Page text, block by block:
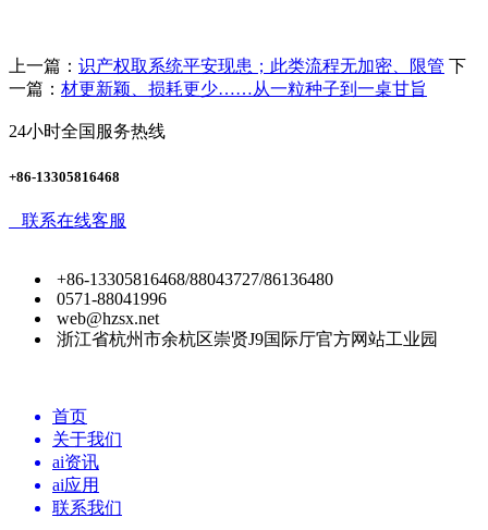
上一篇： 识产权取系统平安现患；此类流程无加密、限管 下
一篇： 材更新颖、损耗更少……从一粒种子到一桌甘旨
24小时全国服务热线
+86-13305816468
联系在线客服
+86-13305816468/88043727/86136480
0571-88041996
web@hzsx.net
浙江省杭州市余杭区崇贤J9国际厅官方网站工业园
首页
关于我们
ai资讯
ai应用
联系我们